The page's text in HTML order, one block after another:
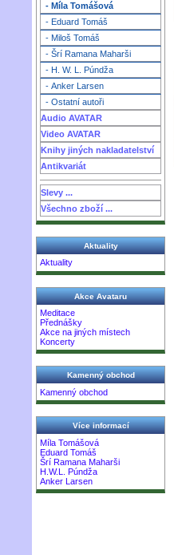
- Míla Tomášová
- Eduard Tomáš
- Miloš Tomáš
- Šrí Ramana Maharši
- H. W. L. Púndža
- Anker Larsen
- Ostatní autoři
Audio AVATAR
Video AVATAR
Knihy jiných nakladatelství
Antikvariát
Slevy ...
Všechno zboží ...
Aktuality
Aktuality
Akce Avataru
Meditace
Přednášky
Akce na jiných místech
Koncerty
Kamenný obchod
Kamenný obchod
Více informací
Míla Tomášová
Eduard Tomáš
Šrí Ramana Maharši
H.W.L. Púndža
Anker Larsen